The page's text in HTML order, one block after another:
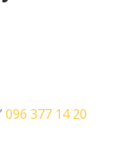
096 377 14 20